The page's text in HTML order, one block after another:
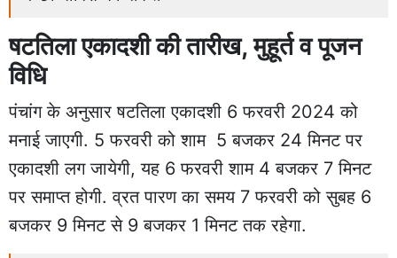
षटतिला एकादशी की तारीख, मुहूर्त व पूजन
विधि
पंचांग के अनुसार षटतिला एकादशी 6 फरवरी 2024 को
मनाई जाएगी. 5 फरवरी को शाम 5 बजकर 24 मिनट पर
एकादशी लग जायेगी, यह 6 फरवरी शाम 4 बजकर 7 मिनट
पर समाप्त होगी. व्रत पारण का समय 7 फरवरी को सुबह 6
बजकर 9 मिनट से 9 बजकर 1 मिनट तक रहेगा.